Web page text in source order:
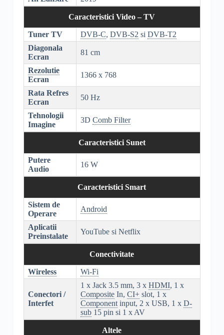
Caracteristici Video – TV
Tuner TV DVB-C, DVB-S2 si DVB-T2
Diagonala
Ecran
81 cm
Rezolutie
Ecran
1366 x 768
Rata Refres
Ecran
50 Hz
Tehnologii
Imagine
3D Comb Filter
Caracteristici Sunet
Putere
Audio
16 W
Caracteristici Smart
Sistem de
Operare
Android
Aplicatii
Preinstalate
YouTube si Netflix
Conectivitate
Wireless Wi-Fi
Conectori /
Interfet
1 x Jack 3.5 mm, 3 x HDMI, 1 x
CompositeIn, CI+slot, 1 x
Componentinput, 2 x USB, 1 x D-
sub15 pin si 1 x AV
Altele